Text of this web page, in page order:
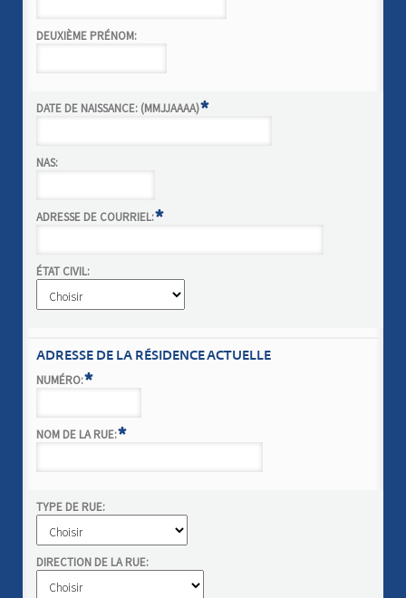
DEUXIÈME PRÉNOM:
DATE DE NAISSANCE: (MMJJAAAA)*
NAS:
ADRESSE DE COURRIEL:*
ÉTAT CIVIL:
ADRESSE DE LA RÉSIDENCE ACTUELLE
NUMÉRO:*
NOM DE LA RUE:*
TYPE DE RUE:
DIRECTION DE LA RUE: